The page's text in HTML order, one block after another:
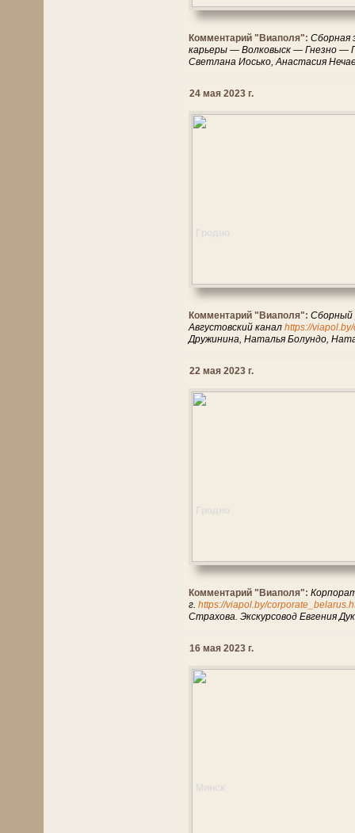
Комментарий "Виаполя": Сборная
карьеры — Волковыск — Гнезно —
Светлана Иосько, Анастасия
24 мая 2023 г.
Комментарий "Виаполя": Сборный
Августовский канал https://
Дружинина, Наталья Болундо,
22 мая 2023 г.
Комментарий "Виаполя":
г. https://viapol.by/
Страхова. Экскурсовод Евгения
16 мая 2023 г.